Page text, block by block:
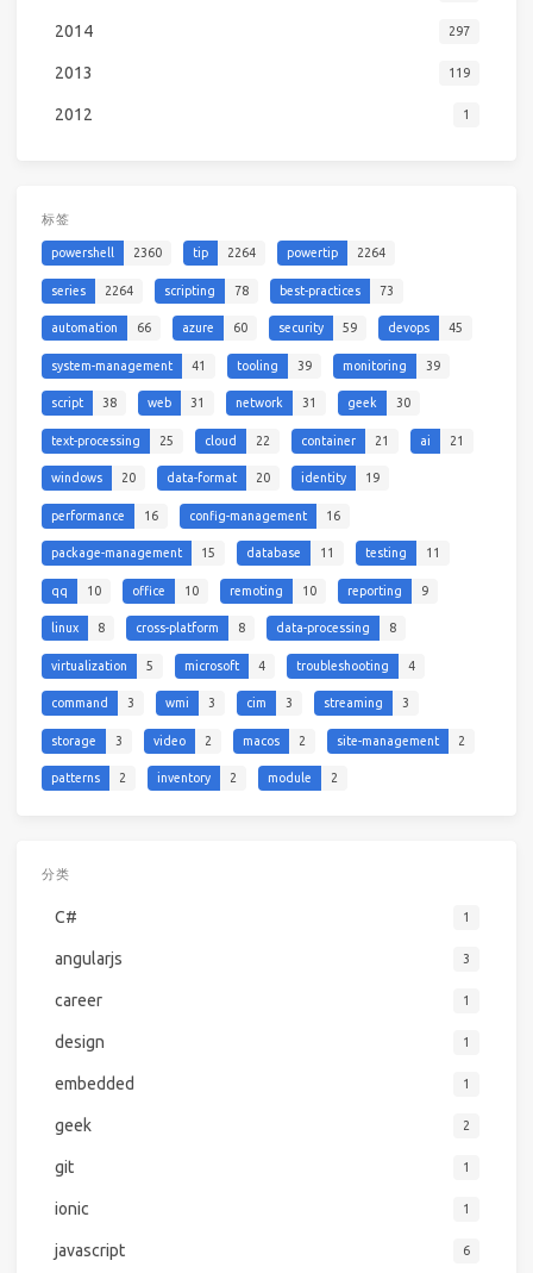
2014 297
2013 119
2012 1
标签
powershell 2360 tip 2264 powertip 2264
series 2264 scripting 78 best-practices 73
automation 66 azure 60 security 59 devops 45
system-management 41 tooling 39 monitoring 39
script 38 web 31 network 31 geek 30
text-processing 25 cloud 22 container 21 ai 21
windows 20 data-format 20 identity 19
performance 16 config-management 16
package-management 15 database 11 testing 11
qq 10 office 10 remoting 10 reporting 9
linux 8 cross-platform 8 data-processing 8
virtualization 5 microsoft 4 troubleshooting 4
command 3 wmi 3 cim 3 streaming 3
storage 3 video 2 macos 2 site-management 2
patterns 2 inventory 2 module 2
分类
C# 1
angularjs 3
career 1
design 1
embedded 1
geek 2
git 1
ionic 1
javascript 6